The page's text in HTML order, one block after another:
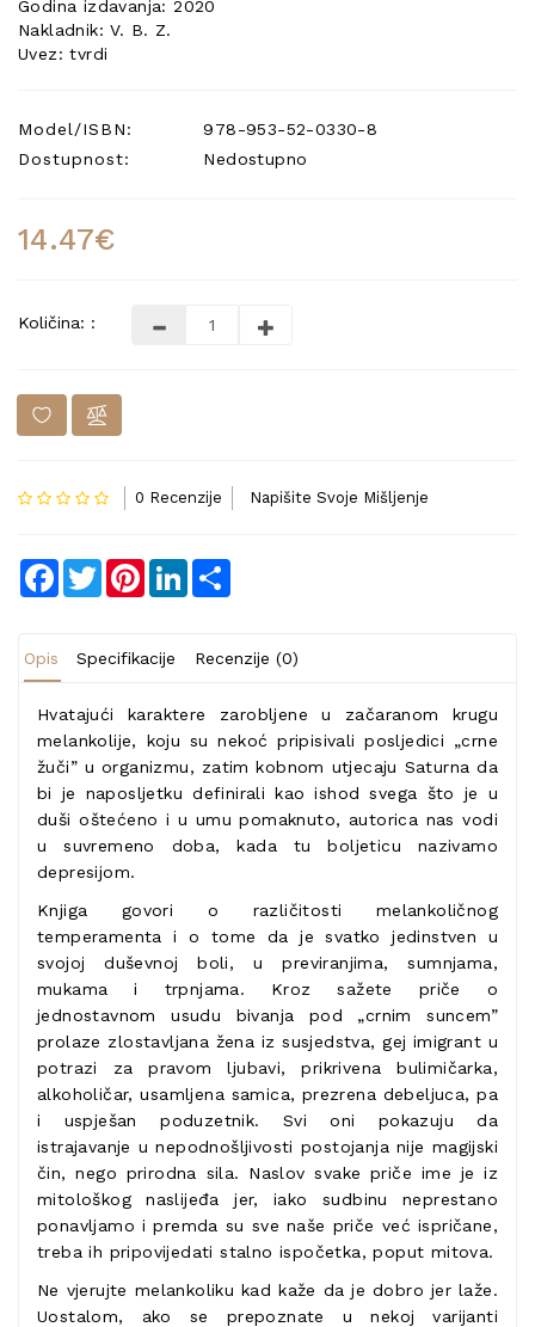
Godina izdavanja: 2020
Nakladnik: V. B. Z.
Uvez: tvrdi
Model/ISBN:
978-953-52-0330-8
Dostupnost:
Nedostupno
14.47€
Količina: :
0 Recenzije Napišite Svoje Mišljenje
Facebook
TwitterPinterestLinkedIn
Opis Specifikacije Recenzije (0)
Hvatajući karaktere zarobljene u začaranom krugu
melankolije, koju su nekoć pripisivali posljedici „crne
žuči” u organizmu, zatim kobnom utjecaju Saturna da
bi je naposljetku definirali kao ishod svega što je u
duši oštećeno i u umu pomaknuto, autorica nas vodi
u suvremeno doba, kada tu boljeticu nazivamo
depresijom.
Knjiga govori o različitosti melankoličnog
temperamenta i o tome da je svatko jedinstven u
svojoj duševnoj boli, u previranjima, sumnjama,
mukama i trpnjama. Kroz sažete priče o
jednostavnom usudu bivanja pod „crnim suncem”
prolaze zlostavljana žena iz susjedstva, gej imigrant u
potrazi za pravom ljubavi, prikrivena bulimičarka,
alkoholičar, usamljena samica, prezrena debeljuca, pa
i uspješan poduzetnik. Svi oni pokazuju da
istrajavanje u nepodnošljivosti postojanja nije magijski
čin, nego prirodna sila. Naslov svake priče ime je iz
mitološkog naslijeđa jer, iako sudbinu neprestano
ponavljamo i premda su sve naše priče već ispričane,
treba ih pripovijedati stalno ispočetka, poput mitova.
Ne vjerujte melankoliku kad kaže da je dobro jer laže.
Uostalom, ako se prepoznate u nekoj varijanti